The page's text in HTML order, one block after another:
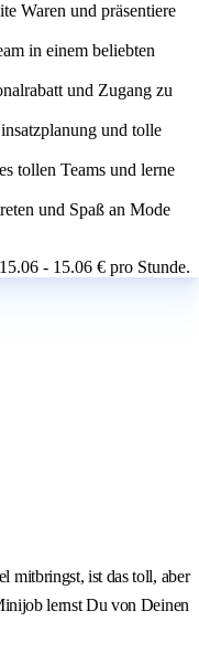
Waren und präsentiere
in einem beliebten
und Zugang zu
und tolle
tollen Teams und lerne
und Spaß an Mode
- 15.06 € pro Stunde.
mitbringst, ist das toll, aber
lernst Du von Deinen